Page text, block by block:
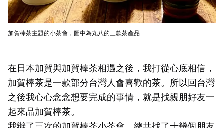
加賀棒茶主題的小茶會，圖中為丸八的三款茶產品
在日本加賀與加賀棒茶相遇之後，我打從心底相信，
加賀棒茶是一款部分台灣人會喜歡的茶。所以回台灣
之後我心心念念想要完成的事情，就是找親朋好友一
起來品加賀棒茶。